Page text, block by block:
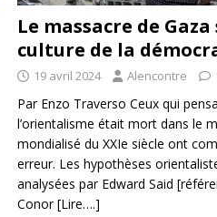
Le massacre de Gaza
culture de la
19 avril 2024 Alencontre
Par Enzo Traverso Ceux qui
l’orientalisme était mort dans le
mondialisé du XXIe siècle ont
erreur. Les hypothèses
analysées par Edward Said
Conor[Lire….]